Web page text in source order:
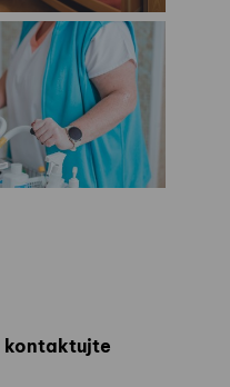
kontaktujte